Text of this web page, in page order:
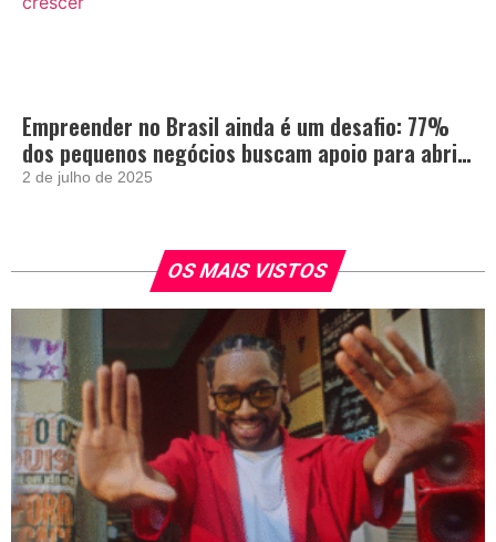
Empreender no Brasil ainda é um desafio: 77%
dos pequenos negócios buscam apoio para abrir
e crescer
2 de julho de 2025
OS MAIS VISTOS